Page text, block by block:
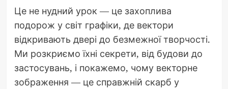
Це не нудний урок — це захоплива
подорож у світ графіки, де вектори
відкривають двері до безмежної творчості.
Ми розкриємо їхні секрети, від будови до
застосувань, і покажемо, чому векторне
зображення — це справжній скарб у